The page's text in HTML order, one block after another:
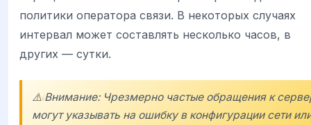
политики оператора связи. В некоторых случаях
интервал может составлять несколько часов, в
других — сутки.
⚠️ Внимание: Чрезмерно частые обращения к
могут указывать на ошибку в конфигурации сети